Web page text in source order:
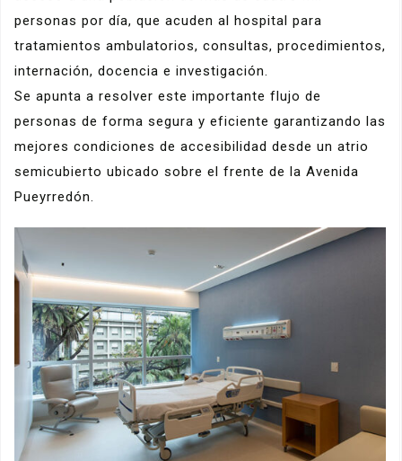
personas por día, que acuden al hospital para
tratamientos ambulatorios, consultas, procedimientos,
internación, docencia e investigación.
Se apunta a resolver este importante flujo de
personas de forma segura y eficiente garantizando las
mejores condiciones de accesibilidad desde un atrio
semicubierto ubicado sobre el frente de la Avenida
Pueyrredón.